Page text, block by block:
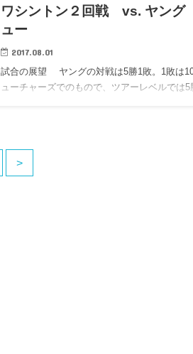
ワシントン２回戦 vs. ヤン
ュー
2017.08.01
試合の展望 ヤングの対戦は5勝1敗。1敗は
ューチャーズでのもので、ツアーレベルでは5
>